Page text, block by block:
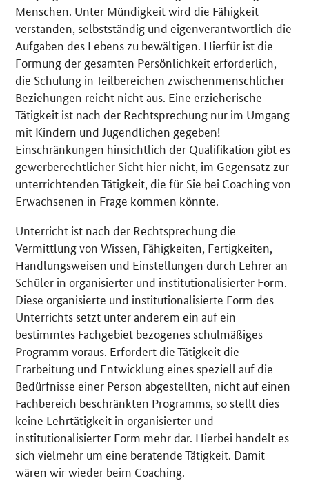
Menschen. Unter Mündigkeit wird die Fähigkeit
verstanden, selbstständig und eigenverantwortlich die
Aufgaben des Lebens zu bewältigen. Hierfür ist die
Formung der gesamten Persönlichkeit erforderlich,
die Schulung in Teilbereichen zwischenmenschlicher
Beziehungen reicht nicht aus. Eine erzieherische
Tätigkeit ist nach der Rechtsprechung nur im Umgang
mit Kindern und Jugendlichen gegeben!
Einschränkungen hinsichtlich der Qualifikation gibt es
gewerberechtlicher Sicht hier nicht, im Gegensatz zur
unterrichtenden Tätigkeit, die für Sie bei Coaching von
Erwachsenen in Frage kommen könnte.
Unterricht ist nach der Rechtsprechung die
Vermittlung von Wissen, Fähigkeiten, Fertigkeiten,
Handlungsweisen und Einstellungen durch Lehrer an
Schüler in organisierter und institutionalisierter Form.
Diese organisierte und institutionalisierte Form des
Unterrichts setzt unter anderem ein auf ein
bestimmtes Fachgebiet bezogenes schulmäßiges
Programm voraus. Erfordert die Tätigkeit die
Erarbeitung und Entwicklung eines speziell auf die
Bedürfnisse einer Person abgestellten, nicht auf einen
Fachbereich beschränkten Programms, so stellt dies
keine Lehrtätigkeit in organisierter und
institutionalisierter Form mehr dar. Hierbei handelt es
sich vielmehr um eine beratende Tätigkeit. Damit
wären wir wieder beim Coaching.